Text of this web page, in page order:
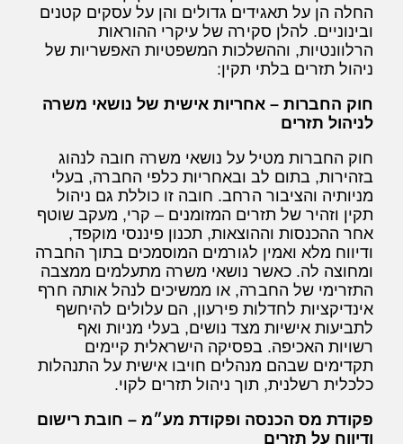
החלה הן על תאגידים גדולים והן על עסקים קטנים
ובינוניים. להלן סקירה של עיקרי ההוראות
הרלוונטיות, וההשלכות המשפטיות האפשריות של
ניהול תזרים בלתי תקין:
חוק החברות – אחריות אישית של נושאי משרה
לניהול תזרים
חוק החברות מטיל על נושאי משרה חובה לנהוג
בזהירות, בתום לב ובאחריות כלפי החברה, בעלי
מניותיה והציבור הרחב. חובה זו כוללת גם ניהול
תקין וזהיר של תזרים המזומנים – קרי, מעקב שוטף
אחר ההכנסות וההוצאות, תכנון פיננסי מוקפד,
ודיווח מלא ואמין לגורמים המוסמכים בתוך החברה
ומחוצה לה. כאשר נושאי משרה מתעלמים ממצבה
התזרימי של החברה, או ממשיכים לנהל אותה חרף
אינדיקציות לחדלות פירעון, הם עלולים להיחשף
לתביעות אישיות מצד נושים, בעלי מניות ואף
רשויות האכיפה. בפסיקה הישראלית קיימים
תקדימים שבהם מנהלים חויבו אישית על התנהלות
כלכלית רשלנית, תוך ניהול תזרים לקוי.
פקודת מס הכנסה ופקודת מע״מ – חובת רישום
ודיווח על תזרים